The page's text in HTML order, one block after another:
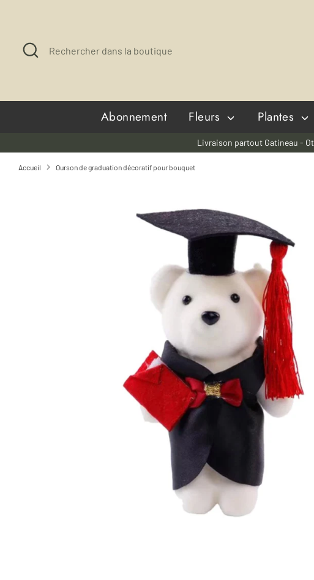
Recherche
Rechercher
dans
Abonnement Fleurs Plantes
Livraison partout Gatineau -
Accueil Ourson de graduation décoratif pour bouquet